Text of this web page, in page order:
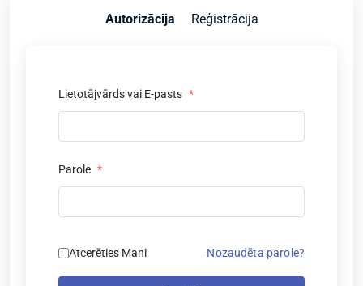
Autorizācija Reģistrācija
Lietotājvārds vai E-pasts *
Parole *
Atcerēties Mani Nozaudēta parole?